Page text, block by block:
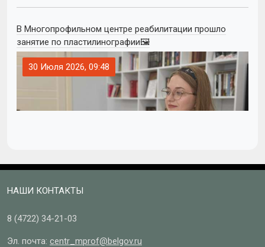
В Многопрофильном центре реабилитации прошло
занятие по пластилинографии🖼
30 Июля 2026, 09:48
НАШИ КОНТАКТЫ
8 (4722) 34-21-03
Эл. почта: centr_mprof@belgov.ru